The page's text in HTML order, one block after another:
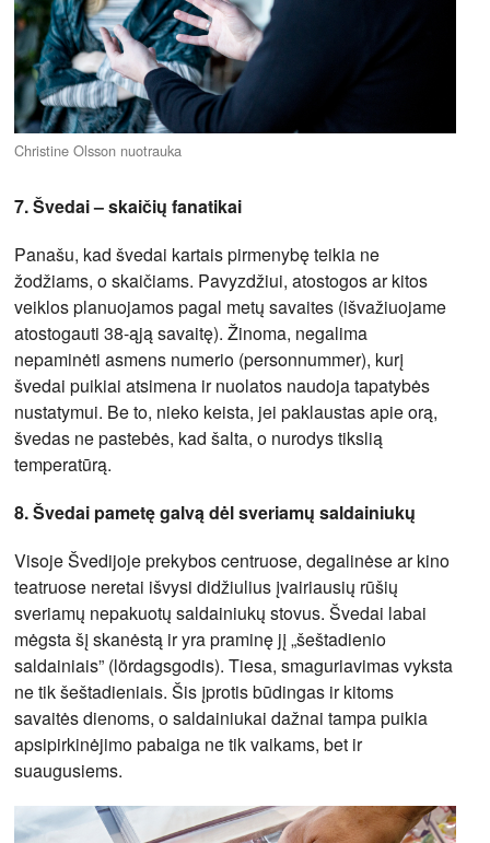
Christine Olsson nuotrauka
7. Švedai – skaičių fanatikai
Panašu, kad švedai kartais pirmenybę teikia ne
žodžiams, o skaičiams. Pavyzdžiui, atostogos ar kitos
veiklos planuojamos pagal metų savaites (išvažiuojame
atostogauti 38-ąją savaitę). Žinoma, negalima
nepaminėti asmens numerio (personnummer), kurį
švedai puikiai atsimena ir nuolatos naudoja tapatybės
nustatymui. Be to, nieko keista, jei paklaustas apie orą,
švedas ne pastebės, kad šalta, o nurodys tikslią
temperatūrą.
8. Švedai pametę galvą dėl sveriamų saldainiukų
Visoje Švedijoje prekybos centruose, degalinėse ar kino
teatruose neretai išvysi didžiulius įvairiausių rūšių
sveriamų nepakuotų saldainiukų stovus. Švedai labai
mėgsta šį skanėstą ir yra praminę jį „šeštadienio
saldainiais” (lördagsgodis). Tiesa, smaguriavimas vyksta
ne tik šeštadieniais. Šis įprotis būdingas ir kitoms
savaitės dienoms, o saldainiukai dažnai tampa puikia
apsipirkinėjimo pabaiga ne tik vaikams, bet ir
suaugusiems.